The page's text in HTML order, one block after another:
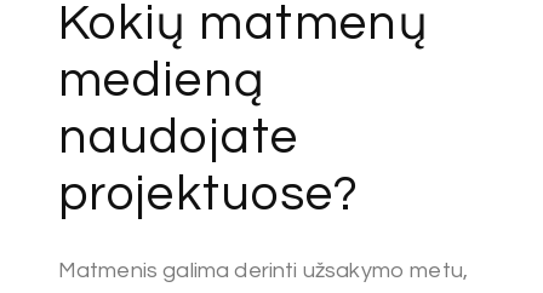
Kokių matmenų
medieną
naudojate
projektuose?
Matmenis galima derinti užsakymo metu,